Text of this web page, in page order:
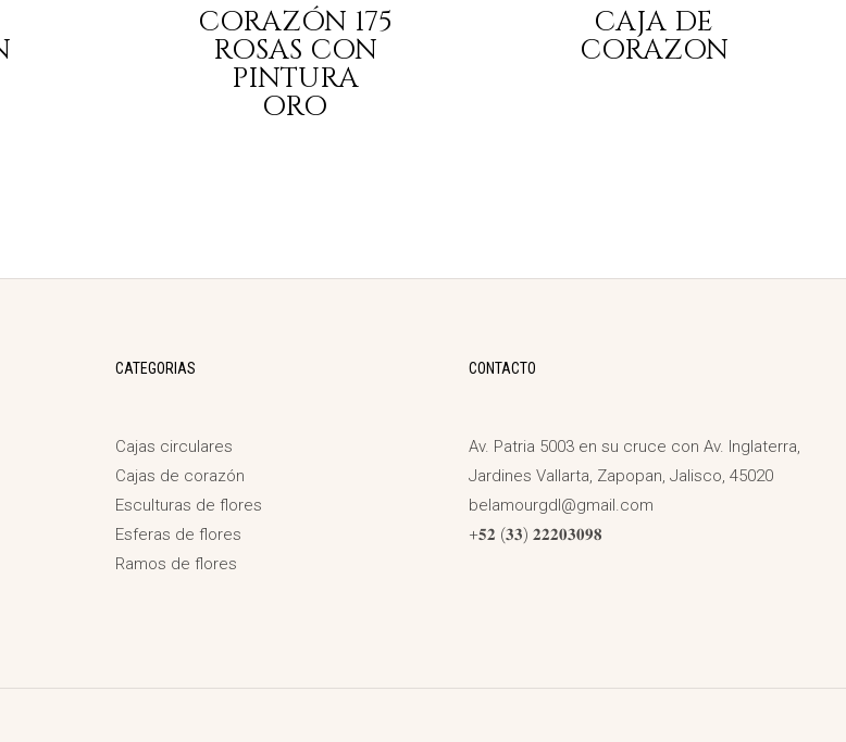
CORAZÓN 175
ROSAS CON
PINTURA
ORO
CAJA DE
CORAZON
CATEGORIAS
Cajas circulares
Cajas de corazón
Esculturas de flores
Esferas de flores
Ramos de flores
CONTACTO
Av. Patria 5003 en su cruce con Av. Inglaterra,
Jardines Vallarta, Zapopan, Jalisco, 45020
belamourgdl@gmail.com
+𝟓𝟐 (𝟑𝟑) 𝟐𝟐𝟐𝟎𝟑𝟎𝟗𝟖